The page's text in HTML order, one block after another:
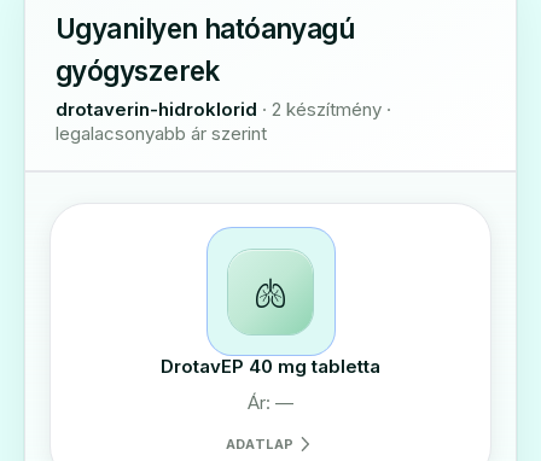
Ugyanilyen hatóanyagú
gyógyszerek
drotaverin-hidroklorid · 2 készítmény ·
legalacsonyabb ár szerint
🫁
DrotavEP 40 mg tabletta
Ár: —
ADATLAP